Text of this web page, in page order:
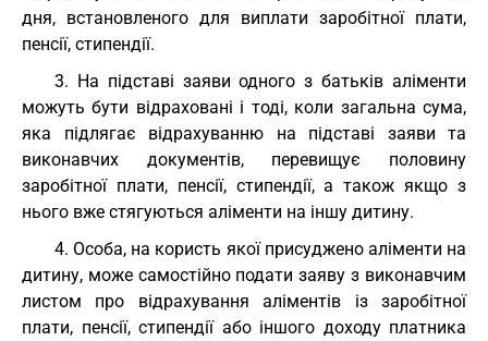
дня, встановленого для виплати заробітної плати,
пенсії, стипендії.
3. На підставі заяви одного з батьків аліменти
можуть бути відраховані і тоді, коли загальна сума,
яка підлягає відрахуванню на підставі заяви та
виконавчих документів, перевищує половину
заробітної плати, пенсії, стипендії, а також якщо з
нього вже стягуються аліменти на іншу дитину.
4. Особа, на користь якої присуджено аліменти на
дитину, може самостійно подати заяву з виконавчим
листом про відрахування аліментів із заробітної
плати, пенсії, стипендії або іншого доходу платника